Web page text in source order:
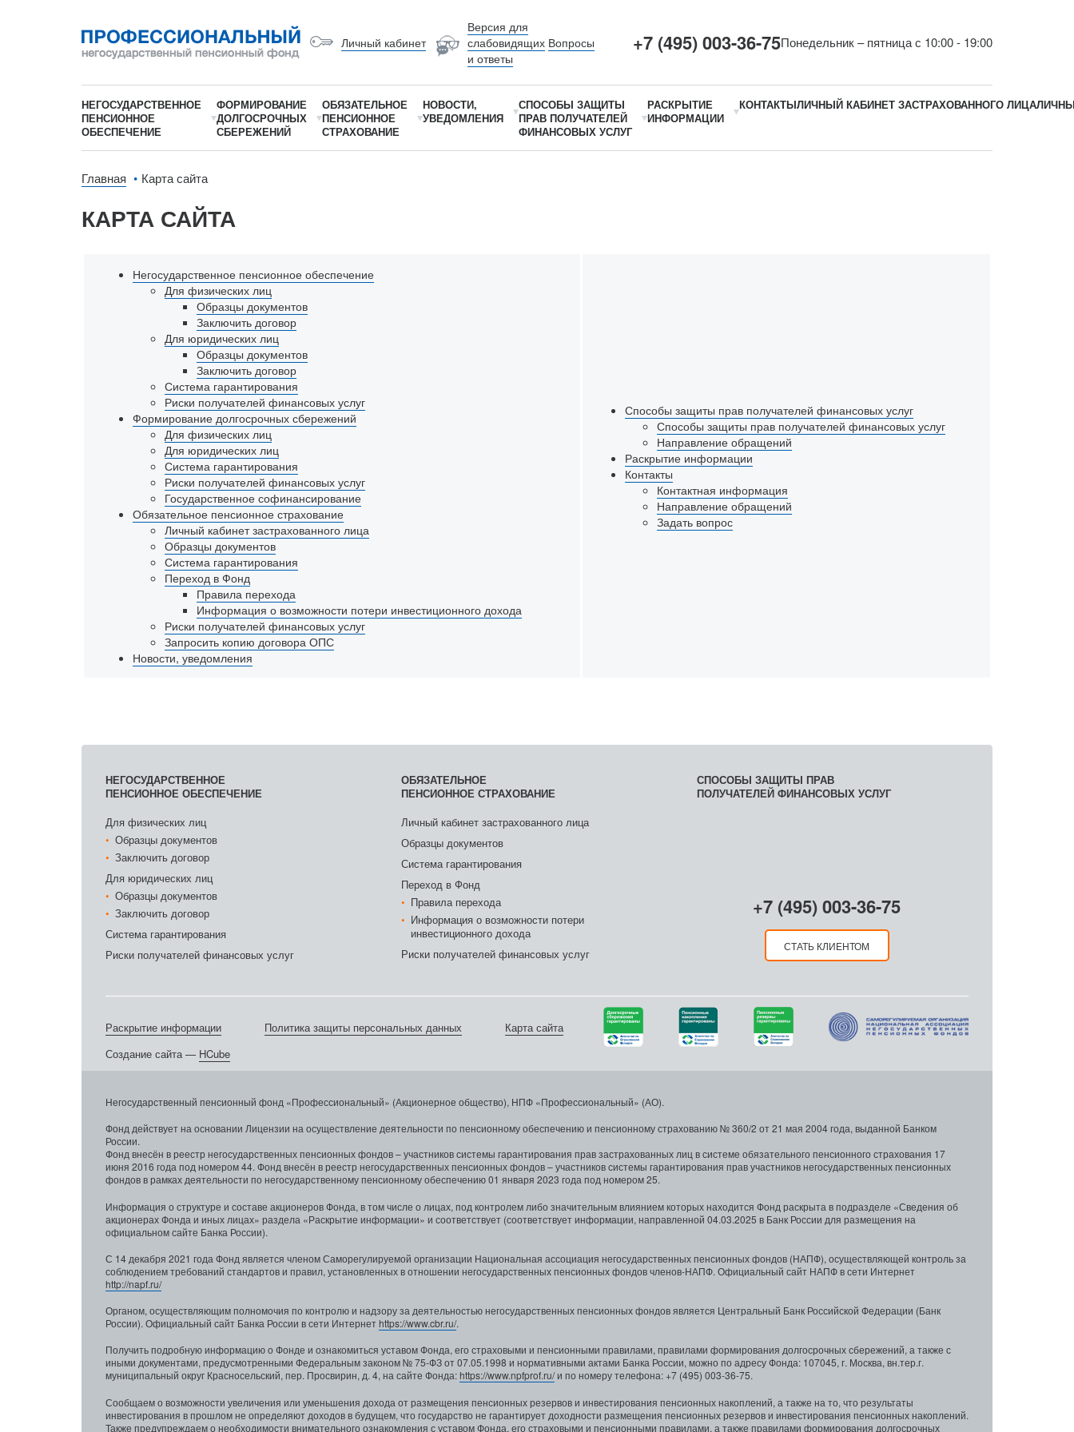
Личный кабинет
Версия для
слабовидящих Вопросы
и ответы
+7 (495) 003-36-75Понедельник – пятница с 10:00 - 19:00
НЕГОСУДАРСТВЕННОЕ
ПЕНСИОННОЕ
ОБЕСПЕЧЕНИЕ
ФОРМИРОВАНИЕ
ДОЛГОСРОЧНЫХ
СБЕРЕЖЕНИЙ
ОБЯЗАТЕЛЬНОЕ
ПЕНСИОННОЕ
СТРАХОВАНИЕ
НОВОСТИ,
УВЕДОМЛЕНИЯ
СПОСОБЫ ЗАЩИТЫ
ПРАВ ПОЛУЧАТЕЛЕЙ
ФИНАНСОВЫХ УСЛУГ
РАСКРЫТИЕ
ИНФОРМАЦИИ
КОНТАКТЫЛИЧНЫЙ КАБИНЕТ ЗАСТРАХОВАННОГО ЛИЦА
Главная Карта сайта
КАРТА САЙТА
Негосударственное пенсионное обеспечение
Для физических лиц
Образцы документов
Заключить договор
Для юридических лиц
Образцы документов
Заключить договор
Система гарантирования
Риски получателей финансовых услуг
Формирование долгосрочных сбережений
Для физических лиц
Для юридических лиц
Система гарантирования
Риски получателей финансовых услуг
Государственное софинансирование
Обязательное пенсионное страхование
Личный кабинет застрахованного лица
Образцы документов
Система гарантирования
Переход в Фонд
Правила перехода
Информация о возможности потери инвестиционного дохода
Риски получателей финансовых услуг
Запросить копию договора ОПС
Новости, уведомления
Способы защиты прав получателей финансовых услуг
Способы защиты прав получателей финансовых услуг
Направление обращений
Раскрытие информации
Контакты
Контактная информация
Направление обращений
Задать вопрос
НЕГОСУДАРСТВЕННОЕ
ПЕНСИОННОЕ ОБЕСПЕЧЕНИЕ
Для физических лиц
Образцы документов
Заключить договор
Для юридических лиц
Образцы документов
Заключить договор
Система гарантирования
Риски получателей финансовых услуг
ОБЯЗАТЕЛЬНОЕ
ПЕНСИОННОЕ СТРАХОВАНИЕ
Личный кабинет застрахованного лица
Образцы документов
Система гарантирования
Переход в Фонд
Правила перехода
Информация о возможности потери
инвестиционного дохода
Риски получателей финансовых услуг
СПОСОБЫ ЗАЩИТЫ ПРАВ
ПОЛУЧАТЕЛЕЙ ФИНАНСОВЫХ УСЛУГ
+7 (495) 003-36-75
СТАТЬ КЛИЕНТОМ
Раскрытие информации Политика защиты персональных данных
Карта сайта
Создание сайта — HCube
Негосударственный пенсионный фонд «Профессиональный» (Акционерное общество), НПФ «Профессиональный» (АО).
Фонд действует на основании Лицензии на осуществление деятельности по пенсионному обеспечению и пенсионному страхованию № 360/2 от 21 мая 2004 года, выданной Банком
России.
Фонд внесён в реестр негосударственных пенсионных фондов – участников системы гарантирования прав застрахованных лиц в системе обязательного пенсионного страхования 17
июня 2016 года под номером 44. Фонд внесён в реестр негосударственных пенсионных фондов – участников системы гарантирования прав участников негосударственных пенсионных
фондов в рамках деятельности по негосударственному пенсионному обеспечению 01 января 2023 года под номером 25.
Информация о структуре и составе акционеров Фонда, в том числе о лицах, под контролем либо значительным влиянием которых находится Фонд раскрыта в подразделе «Сведения об
акционерах Фонда и иных лицах» раздела «Раскрытие информации» и соответствует (соответствует информации, направленной 04.03.2025 в Банк России для размещения на
официальном сайте Банка России).
С 14 декабря 2021 года Фонд является членом Саморегулируемой организации Национальная ассоциация негосударственных пенсионных фондов (НАПФ), осуществляющей контроль за
соблюдением требований стандартов и правил, установленных в отношении негосударственных пенсионных фондов членов-НАПФ. Официальный сайт НАПФ в сети Интернет
http://napf.ru/
Органом, осуществляющим полномочия по контролю и надзору за деятельностью негосударственных пенсионных фондов является Центральный Банк Российской Федерации (Банк
России). Официальный сайт Банка России в сети Интернетhttps://www.cbr.ru/.
Получить подробную информацию о Фонде и ознакомиться уставом Фонда, его страховыми и пенсионными правилами, правилами формирования долгосрочных сбережений, а также с
иными документами, предусмотренными Федеральным законом № 75-ФЗ от 07.05.1998 и нормативными актами Банка России, можно по адресу Фонда: 107045, г. Москва, вн.тер.г.
муниципальный округ Красносельский, пер. Просвирин, д. 4, на сайте Фонда:https://www.npfprof.ru/и по номеру телефона: +7 (495) 003-36-75.
Сообщаем о возможности увеличения или уменьшения дохода от размещения пенсионных резервов и инвестирования пенсионных накоплений, а также на то, что результаты
инвестирования в прошлом не определяют доходов в будущем, что государство не гарантирует доходности размещения пенсионных резервов и инвестирования пенсионных накоплений.
Также предупреждаем о необходимости внимательного ознакомления с уставом Фонда, его страховыми и пенсионными правилами, а также правилами формирования долгосрочных